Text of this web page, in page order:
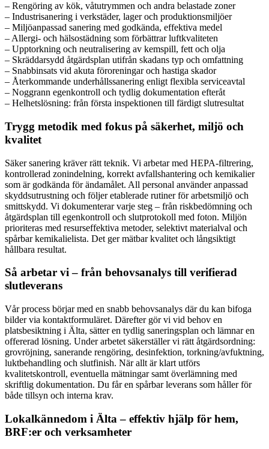
– Rengöring av kök, våtutrymmen och andra belastade zoner
– Industrisanering i verkstäder, lager och produktionsmiljöer
– Miljöanpassad sanering med godkända, effektiva medel
– Allergi- och hälsostädning som förbättrar luftkvaliteten
– Upptorkning och neutralisering av kemspill, fett och olja
– Skräddarsydd åtgärdsplan utifrån skadans typ och omfattning
– Snabbinsats vid akuta föroreningar och hastiga skador
– Återkommande underhållssanering enligt flexibla serviceavtal
– Noggrann egenkontroll och tydlig dokumentation efteråt
– Helhetslösning: från första inspektionen till färdigt slutresultat
Trygg metodik med fokus på säkerhet, miljö och
kvalitet
Säker sanering kräver rätt teknik. Vi arbetar med HEPA-filtrering,
kontrollerad zonindelning, korrekt avfallshantering och kemikalier
som är godkända för ändamålet. All personal använder anpassad
skyddsutrustning och följer etablerade rutiner för arbetsmiljö och
smittskydd. Vi dokumenterar varje steg – från riskbedömning och
åtgärdsplan till egenkontroll och slutprotokoll med foton. Miljön
prioriteras med resurseffektiva metoder, selektivt materialval och
spårbar kemikalielista. Det ger mätbar kvalitet och långsiktigt
hållbara resultat.
Så arbetar vi – från behovsanalys till verifierad
slutleverans
Vår process börjar med en snabb behovsanalys där du kan bifoga
bilder via kontaktformuläret. Därefter gör vi vid behov en
platsbesiktning i Älta, sätter en tydlig saneringsplan och lämnar en
offererad lösning. Under arbetet säkerställer vi rätt åtgärdsordning:
grovröjning, sanerande rengöring, desinfektion, torkning/avfuktning,
luktbehandling och slutfinish. När allt är klart utförs
kvalitetskontroll, eventuella mätningar samt överlämning med
skriftlig dokumentation. Du får en spårbar leverans som håller för
både tillsyn och interna krav.
Lokalkännedom i Älta – effektiv hjälp för hem,
BRF:er och verksamheter